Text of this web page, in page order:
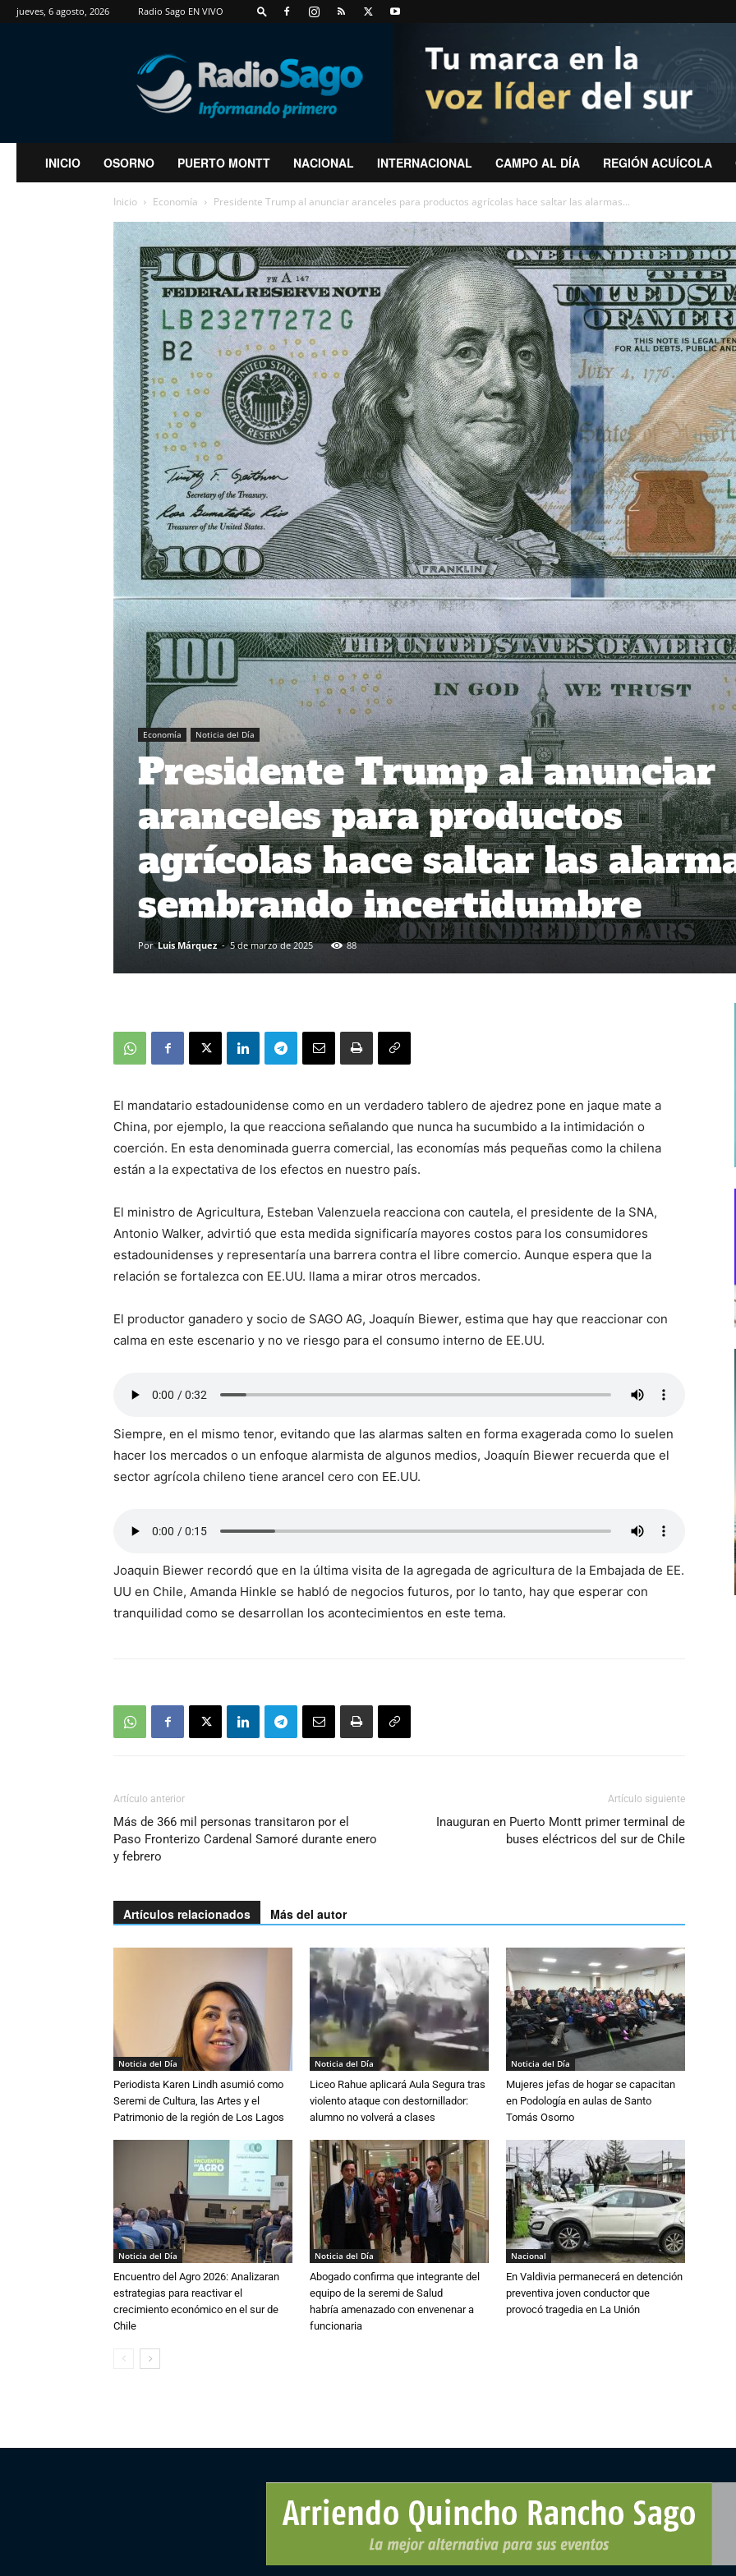
jueves, 6 agosto, 2026 Radio Sago EN VIVO
RadioSago
INICIO OSORNO PUERTO MONTT NACIONAL INTERNACIONAL CAMPO AL DÍA REGIÓN ACUÍCOLA
Inicio Economía Presidente Trump al anunciar aranceles para productos agrícolas hace saltar las alarmas...
Economía Noticia del Día
Presidente Trump al anunciar
aranceles para productos
agrícolas hace saltar las
sembrando incertidumbre
Por Luis Márquez - 5 de marzo de 2025 88
El mandatario estadounidense como en un verdadero tablero de ajedrez pone en jaque mate a
China, por ejemplo, la que reacciona señalando que nunca ha sucumbido a la intimidación o
coerción. En esta denominada guerra comercial, las economías más pequeñas como la chilena
están a la expectativa de los efectos en nuestro país.
El ministro de Agricultura, Esteban Valenzuela reacciona con cautela, el presidente de la SNA,
Antonio Walker, advirtió que esta medida significaría mayores costos para los consumidores
estadounidenses y representaría una barrera contra el libre comercio. Aunque espera que la
relación se fortalezca con EE.UU. llama a mirar otros mercados.
El productor ganadero y socio de SAGO AG, Joaquín Biewer, estima que hay que reaccionar con
calma en este escenario y no ve riesgo para el consumo interno de EE.UU.
Siempre, en el mismo tenor, evitando que las alarmas salten en forma exagerada como lo suelen
hacer los mercados o un enfoque alarmista de algunos medios, Joaquín Biewer recuerda que el
sector agrícola chileno tiene arancel cero con EE.UU.
Joaquin Biewer recordó que en la última visita de la agregada de agricultura de la Embajada de EE.
UU en Chile, Amanda Hinkle se habló de negocios futuros, por lo tanto, hay que esperar con
tranquilidad como se desarrollan los acontecimientos en este tema.
Artículo anterior
Más de 366 mil personas transitaron por el
Paso Fronterizo Cardenal Samoré durante enero
y febrero
Artículo siguiente
Inauguran en Puerto Montt primer terminal de
buses eléctricos del sur de Chile
Artículos relacionados Más del autor
Noticia del Día
Periodista Karen Lindh asumió como
Seremi de Cultura, las Artes y el
Patrimonio de la región de Los Lagos
Noticia del Día
Liceo Rahue aplicará Aula Segura tras
violento ataque con destornillador:
alumno no volverá a clases
Noticia del Día
Mujeres jefas de hogar se capacitan
en Podología en aulas de Santo
Tomás Osorno
Noticia del Día
Encuentro del Agro 2026: Analizaran
estrategias para reactivar el
crecimiento económico en el sur de
Chile
Noticia del Día
Abogado confirma que integrante del
equipo de la seremi de Salud
habría amenazado con envenenar a
funcionaria
Nacional
En Valdivia permanecerá en detención
preventiva joven conductor que
provocó tragedia en La Unión